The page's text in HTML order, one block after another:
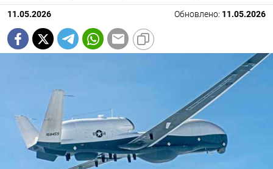
11.05.2026 Обновлено: 11.05.2026